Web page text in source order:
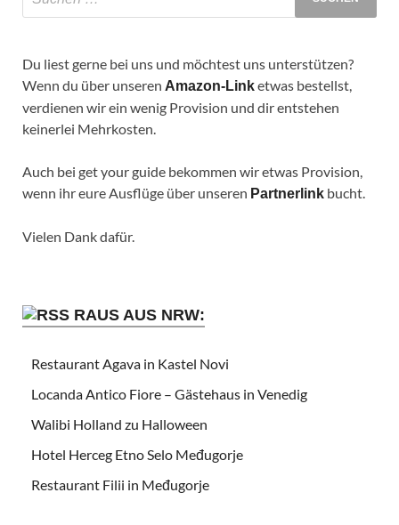
Du liest gerne bei uns und möchtest uns unterstützen?
Wenn du über unseren Amazon-Linketwas bestellst,
verdienen wir ein wenig Provision und dir entstehen
keinerlei Mehrkosten.
Auch bei get your guide bekommen wir etwas Provision,
wenn ihr eure Ausflüge über unseren Partnerlink bucht.
Vielen Dank dafür.
RAUS AUS NRW:
Restaurant Agava in Kastel Novi
Locanda Antico Fiore – Gästehaus in Venedig
Walibi Holland zu Halloween
Hotel Herceg Etno Selo Međugorje
Restaurant Filii in Međugorje